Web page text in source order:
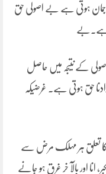
ہوتی ہے بے اصولی حق
ہے۔بے
کے نتیجہ میں حاصل
حق ہوتی ہے۔ غرضیکہ
کا تعلق ہر مہلک مرض سے
انا اور بالآ خر غرق ہو جانے